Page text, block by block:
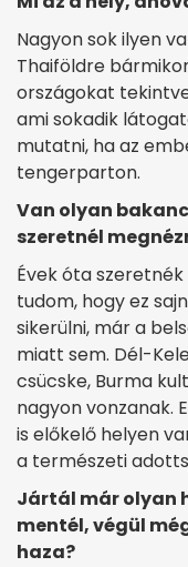
Nagyon sok ilyen
Thaiföldre
országokat
ami sokadik
mutatni, ha az
tengerparton.
Van olyan
szeretnél
Évek óta
tudom, hogy ez
sikerülni, már a
miatt sem. Dél-
csücske, Burma
nagyon vonzanak.
is előkelő helyen
a természeti
Jártál már olyan
mentél, végül
haza?